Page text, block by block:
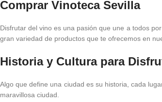
Comprar Vinoteca Sevilla
Disfrutar del vino es una pasión que une a todos
gran variedad de productos que te ofrecemos en
Historia y Cultura para
Algo que define una ciudad es su historia, cada
maravillosa ciudad.